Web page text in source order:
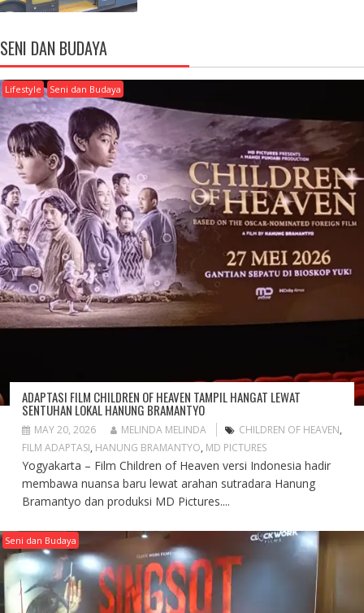
SENI DAN BUDAYA
Lifestyle Seni dan Budaya
ADAPTASI FILM CHILDREN OF HEAVEN TAMPIL HANGAT LEWAT
SENTUHAN LOKAL HANUNG BRAMANTYO
MAY 20, 2026 MELINDA MELINDA CHILDREN OF HEAVEN,
FILM ADAPTASI, HANUNG BRAMANTYO, MD PICTURES
Yogyakarta – Film Children of Heaven versi Indonesia hadir
membawa nuansa baru lewat arahan sutradara Hanung
Bramantyo dan produksi MD Pictures....
Seni dan Budaya